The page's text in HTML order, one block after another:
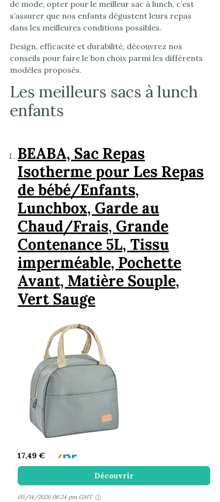
de mode, opter pour le meilleur sac à lunch, c’est
s’assurer que nos enfants dégustent leurs repas
dans les meilleures conditions possibles.
Design, efficacité et durabilité, découvrez nos
conseils pour faire le bon choix parmi les différents
modèles proposés.
Les meilleurs sacs à lunch
enfants
BEABA, Sac Repas
Isotherme pour Les Repas
de bébé/Enfants,
Lunchbox, Garde au
Chaud/Frais, Grande
Contenance 5L, Tissu
imperméable, Pochette
Avant, Matière Souple,
Vert Sauge
17,49 €
Découvrir
05/14/2026 06:24 pm GMT